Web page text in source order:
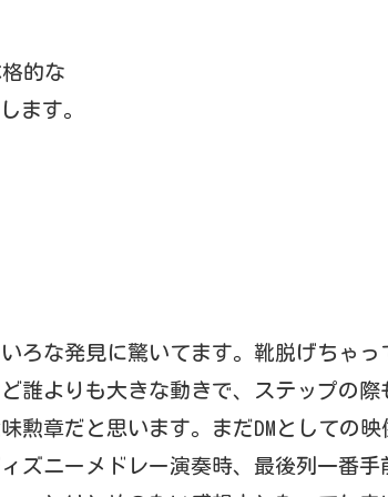
的な
ます。
ろな発見に驚いてます。靴脱げちゃ
誰よりも大きな動きで、ステップの際
勲章だと思います。まだDMとしての映
ズニーメドレー演奏時、最後列一番手